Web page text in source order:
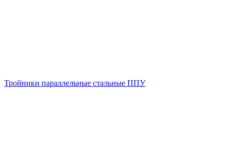
Тройники параллельные стальные ППУ